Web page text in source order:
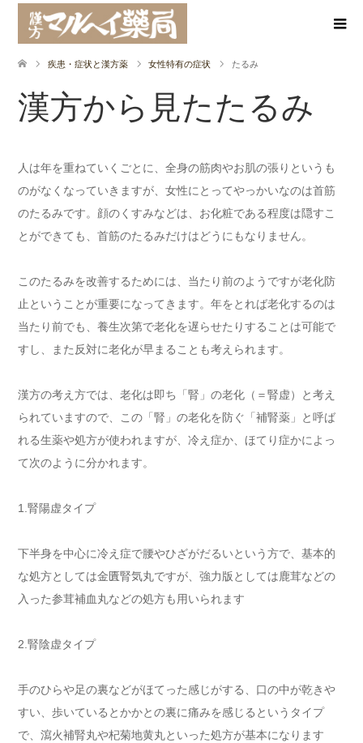
疾患・症状と漢方薬 女性特有の症状 たるみ
漢方から見たたるみ
人は年を重ねていくごとに、全身の筋肉やお肌の張りというも
のがなくなっていきますが、女性にとってやっかいなのは首筋
のたるみです。顔のくすみなどは、お化粧である程度は隠すこ
とができても、首筋のたるみだけはどうにもなりません。
このたるみを改善するためには、当たり前のようですが老化防
止ということが重要になってきます。年をとれば老化するのは
当たり前でも、養生次第で老化を遅らせたりすることは可能で
すし、また反対に老化が早まることも考えられます。
漢方の考え方では、老化は即ち「腎」の老化（＝腎虚）と考え
られていますので、この「腎」の老化を防ぐ「補腎薬」と呼ば
れる生薬や処方が使われますが、冷え症か、ほてり症かによっ
て次のように分かれます。
1.腎陽虚タイプ
下半身を中心に冷え症で腰やひざがだるいという方で、基本的
な処方としては金匱腎気丸ですが、強力版としては鹿茸などの
入った参茸補血丸などの処方も用いられます
2.腎陰虚タイプ
手のひらや足の裏などがほてった感じがする、口の中が乾きや
すい、歩いているとかかとの裏に痛みを感じるというタイプ
で、瀉火補腎丸や杞菊地黄丸といった処方が基本になります